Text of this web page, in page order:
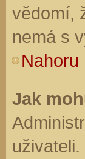
vědomí,
nemá s
Nahoru
Jak